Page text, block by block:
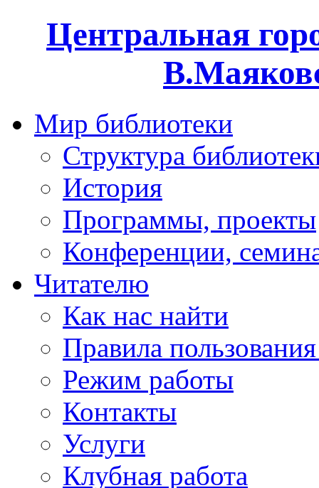
Центральная
Мир библиотеки
Структура
История
Программы, проекты
Конференции,
Читателю
Как нас найти
Правила
Режим работы
Контакты
Услуги
Клубная работа